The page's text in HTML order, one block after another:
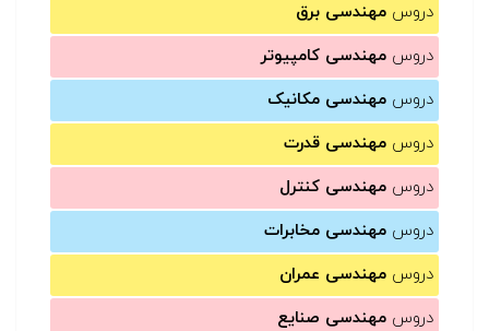
دروس مهندسی برق
دروس مهندسی کامپیوتر
دروس مهندسی مکانیک
دروس مهندسی قدرت
دروس مهندسی کنترل
دروس مهندسی مخابرات
دروس مهندسی عمران
دروس مهندسی صنایع